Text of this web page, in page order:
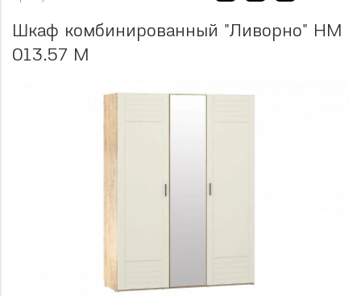
Шкаф комбинированный "Ливорно" НМ
013.57 М